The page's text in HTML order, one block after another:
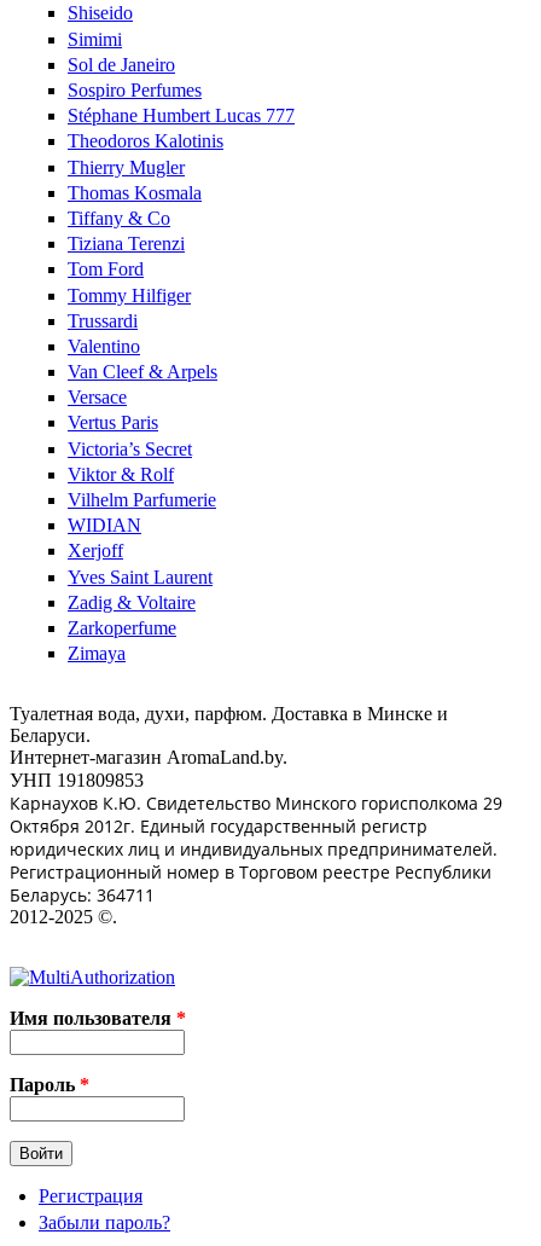
Shiseido
Simimi
Sol de Janeiro
Sospiro Perfumes
Stéphane Humbert Lucas 777
Theodoros Kalotinis
Thierry Mugler
Thomas Kosmala
Tiffany & Co
Tiziana Terenzi
Tom Ford
Tommy Hilfiger
Trussardi
Valentino
Van Cleef & Arpels
Versace
Vertus Paris
Victoria’s Secret
Viktor & Rolf
Vilhelm Parfumerie
WIDIAN
Xerjoff
Yves Saint Laurent
Zadig & Voltaire
Zarkoperfume
Zimaya
Туалетная вода, духи, парфюм. Доставка в Минске и
Беларуси.
Интернет-магазин AromaLand.by.
УНП 191809853
Карнаухов К.Ю. Свидетельство Минского горисполкома 29
Октября 2012г. Единый государственный регистр
юридических лиц и индивидуальных предпринимателей.
Регистрационный номер в Торговом реестре Республики
Беларусь: 364711
2012-2025 ©.
Вход на сайт
Имя пользователя *
Пароль *
Регистрация
Забыли пароль?